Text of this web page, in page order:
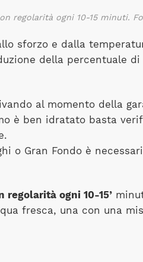
regolarità ogni 10-15 minuti.
sforzo e dalla
della percentuale
al momento della
è ben idratato basta
o Gran Fondo è
regolarità ogni 10-15’
fresca, una con una